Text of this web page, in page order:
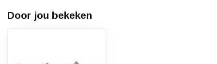
Door jou bekeken